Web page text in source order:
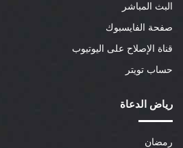
البث المباشر
صفحة الفايسبوك
قناة الإصلاح على اليوتيوب
حساب تويتر
رياض الدعاة
رمضان